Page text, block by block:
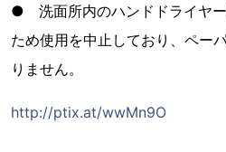
● 洗面所内のハンドドライヤ
ため使用を中止しており、ペー
りません。
http://ptix.at/wwMn9O